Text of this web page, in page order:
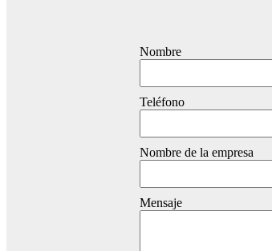
Nombre
Teléfono
Nombre de la empresa
Mensaje